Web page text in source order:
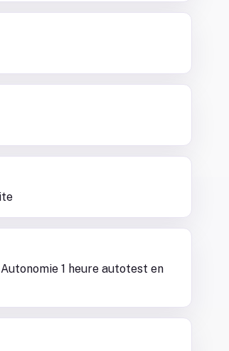
1 heure autotest en